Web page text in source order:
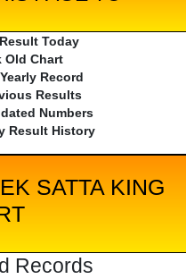
Today
Old Chart
Record
Results
Numbers
Result History
SATTA KING
Records